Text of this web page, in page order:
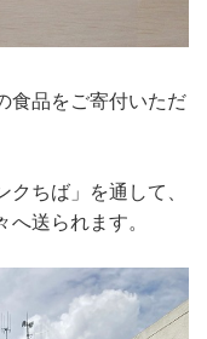
食品をご寄付いただ
ちば」を通して、
送られます。